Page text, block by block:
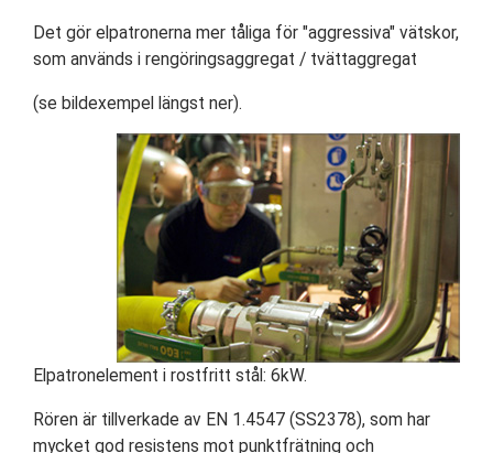
Det gör elpatronerna mer tåliga för "aggressiva" vätskor,
som används i rengöringsaggregat / tvättaggregat
(se bildexempel längst ner).
Elpatronelement i rostfritt stål: 6kW.
Rören är tillverkade av EN 1.4547 (SS2378), som har
mycket god resistens mot punktfrätning och